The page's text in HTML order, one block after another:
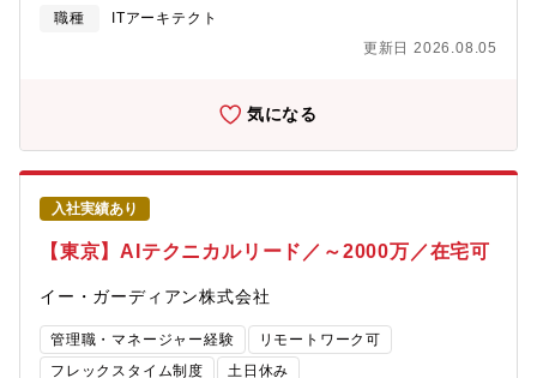
上の比較としてグローバルIT本部は個別性の高い部門要求・開発
括部では全社共通でのシステム開発や基盤統一が必要な比較的大
視などを図り、全社で共通する標準プラットフォームを構築しま
す。【業務内容】ＹＫＫ ＡＰでは、社内システムの機能強化、保
守運用領域の拡大を目指しております。今回お任せしたい具体的
な業務は以下です。技術やデバイスの評価・整理から、各リージ
ョンへの情報発信や導入までをご担当いただきます。まずは、国
内外で使われるさまざまなツールやデバイスを調査・整理。その
上で、グローバルのヘッドクオーターとして、ベストプラクティ
スや運用ルールをまとめ、各エリアと共有・更新しながら、最適
な仕組みを検討していただきます。具体的に：・技術標準を策定
し管理する。・技術評価、標準策定、ベストプラクティスの共
有、維持、スタンダードデバイス選定・評価・導入推進する。・
特定の技術（特に最新手法）について、調査・理解を通して、評
職種
ITアーキテクト
更新日 2026.08.05
気になる
入社実績あり
【東京】AIテクニカルリード／～2000万／在宅可
イー・ガーディアン株式会社
管理職・マネージャー経験
リモートワーク可
フレックスタイム制度
土日休み